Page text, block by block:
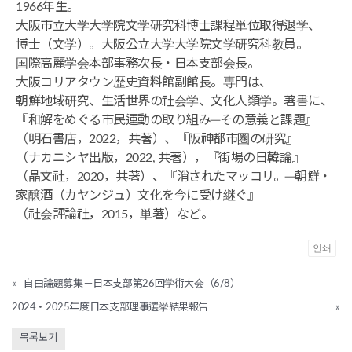
1966年生。
大阪市立大学大学院文学研究科博士課程単位取得退学、
博士（文学）。大阪公立大学大学院文学研究科教員。
国際高麗学会本部事務次長・日本支部会長。
大阪コリアタウン歴史資料館副館長。専門は、
朝鮮地域研究、生活世界の社会学、文化人類学。著書に、
『和解をめぐる市民運動の取り組み─その意義と課題』
（明石書店，2022，共著）、『阪神都市圏の研究』
（ナカニシヤ出版，2022, 共著），『街場の日韓論』
（晶文社，2020，共著）、『消されたマッコリ。─朝鮮・
家醸酒（カヤンジュ）文化を今に受け継ぐ』
（社会評論社，2015，単著）など。
인쇄
« 自由論題募集－日本支部第26回学術大会（6/8）
2024・2025年度日本支部理事選挙結果報告 »
목록보기